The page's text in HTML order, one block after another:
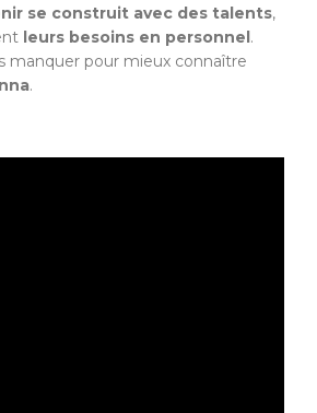
se construit avec des talents,
leurs besoins en personnel.
manquer pour mieux connaître
.